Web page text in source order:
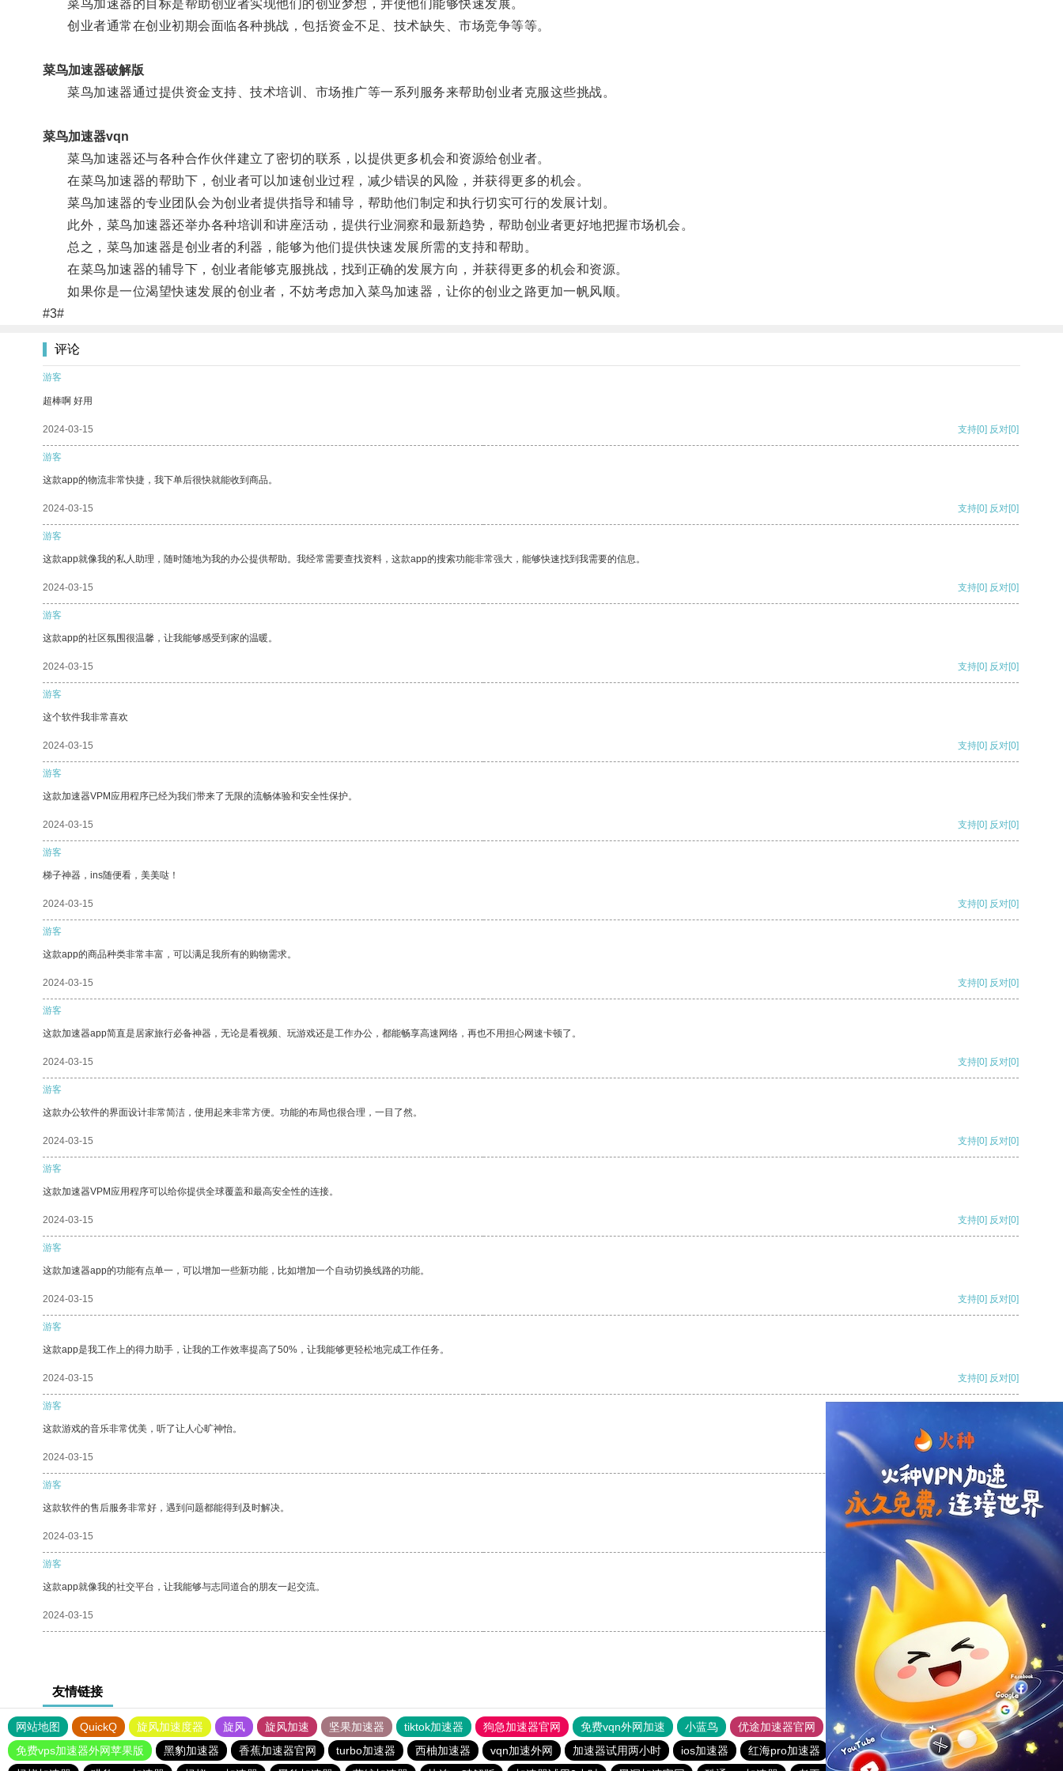
菜鸟加速器的目标是帮助创业者实现他们的创业梦想，并使他们能够快速发展。
创业者通常在创业初期会面临各种挑战，包括资金不足、技术缺失、市场竞争等等。
菜鸟加速器破解版
菜鸟加速器通过提供资金支持、技术培训、市场推广等一系列服务来帮助创业者克服这些挑战。
菜鸟加速器vqn
菜鸟加速器还与各种合作伙伴建立了密切的联系，以提供更多机会和资源给创业者。
在菜鸟加速器的帮助下，创业者可以加速创业过程，减少错误的风险，并获得更多的机会。
菜鸟加速器的专业团队会为创业者提供指导和辅导，帮助他们制定和执行切实可行的发展计划。
此外，菜鸟加速器还举办各种培训和讲座活动，提供行业洞察和最新趋势，帮助创业者更好地把握市场机会。
总之，菜鸟加速器是创业者的利器，能够为他们提供快速发展所需的支持和帮助。
在菜鸟加速器的辅导下，创业者能够克服挑战，找到正确的发展方向，并获得更多的机会和资源。
如果你是一位渴望快速发展的创业者，不妨考虑加入菜鸟加速器，让你的创业之路更加一帆风顺。
#3#
评论
游客
超棒啊 好用
2024-03-15 支持[0] 反对[0]
游客
这款app的物流非常快捷，我下单后很快就能收到商品。
2024-03-15 支持[0] 反对[0]
游客
这款app就像我的私人助理，随时随地为我的办公提供帮助。我经常需要查找资料，这款app的搜索功能非常强大，能够快速找到我需要的信息。
2024-03-15 支持[0] 反对[0]
游客
这款app的社区氛围很温馨，让我能够感受到家的温暖。
2024-03-15 支持[0] 反对[0]
游客
这个软件我非常喜欢
2024-03-15 支持[0] 反对[0]
游客
这款加速器VPM应用程序已经为我们带来了无限的流畅体验和安全性保护。
2024-03-15 支持[0] 反对[0]
游客
梯子神器，ins随便看，美美哒！
2024-03-15 支持[0] 反对[0]
游客
这款app的商品种类非常丰富，可以满足我所有的购物需求。
2024-03-15 支持[0] 反对[0]
游客
这款加速器app简直是居家旅行必备神器，无论是看视频、玩游戏还是工作办公，都能畅享高速网络，再也不用担心网速卡顿了。
2024-03-15 支持[0] 反对[0]
游客
这款办公软件的界面设计非常简洁，使用起来非常方便。功能的布局也很合理，一目了然。
2024-03-15 支持[0] 反对[0]
游客
这款加速器VPM应用程序可以给你提供全球覆盖和最高安全性的连接。
2024-03-15 支持[0] 反对[0]
游客
这款加速器app的功能有点单一，可以增加一些新功能，比如增加一个自动切换线路的功能。
2024-03-15 支持[0] 反对[0]
游客
这款app是我工作上的得力助手，让我的工作效率提高了50%，让我能够更轻松地完成工作任务。
2024-03-15 支持[0] 反对[0]
游客
这款游戏的音乐非常优美，听了让人心旷神怡。
2024-03-15
游客
这款软件的售后服务非常好，遇到问题都能得到及时解决。
2024-03-15 反对
游客
这款app就像我的社交平台，让我能够与志同道合的朋友一起交流。
2024-03-15 反对[0]
友情链接
网站地图 QuickQ 旋风加速度器 旋风 旋风加速 坚果加速器 tiktok加速器 狗急加速器官网 免费vqn外网加速 小蓝鸟 优途加速器官网 风驰加速器 旋风加速器
八戒看书
免费vps加速器外网苹果版
黑豹加速器 香蕉加速器官网 turbo加速器 西柚加速器 vqn加速外网 加速器试用两小时 ios加速器 红海pro加速器 一元机场
永久不收费的vp加速器2023